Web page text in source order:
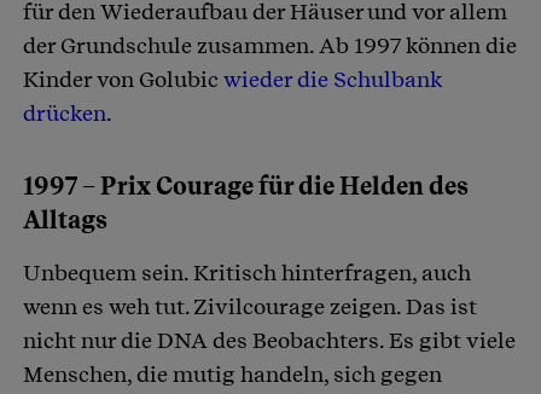
für den Wiederaufbau der Häuser und vor allem
der Grundschule zusammen. Ab 1997 können die
Kinder von Golubic wieder die Schulbank
drücken.
1997 – Prix Courage für die Helden des
Alltags
Unbequem sein. Kritisch hinterfragen, auch
wenn es weh tut. Zivilcourage zeigen. Das ist
nicht nur die DNA des Beobachters. Es gibt viele
Menschen, die mutig handeln, sich gegen